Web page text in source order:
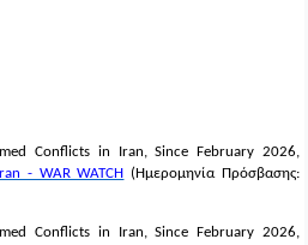
Conflicts in Iran, Since February 2026,
- WAR WATCH
( Ημερομηνία Πρόσβασης:
Conflicts in Iran, Since February 2026,